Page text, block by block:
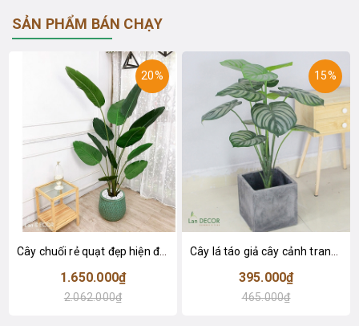
SẢN PHẨM BÁN CHẠY
20%
Cây chuối rẻ quạt đẹp hiện đại trang trí 1m8 - LC3019 (Gồm 12 lá)
1.650.000₫
2.062.000₫
15%
395.000₫
465.000₫